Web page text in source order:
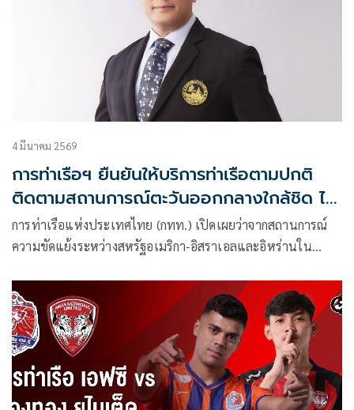
4 มีนาคม 2569
การท่าเรือฯ ยืนยันให้บริการท่าเรือตามปกติ
ติดตามสถานการณ์ตะวันออกกลางใกล้ชิด ไม่
กระทบภารกิจหลัก
การท่าเรือแห่งประเทศไทย (กทท.) เปิดเผยว่าจากสถานการณ์
ความขัดแย้งระหว่างสหรัฐอเมริกา-อิสราเอลและอิหร่านใน
และต้นทุนการขนส่งทางทะเลในระดับสากล ซึ่งอาจเกี่ยวข้องกับ
การบริหารจัดการเส้นทางเดินเรือระหว่างประเทศ กทท.